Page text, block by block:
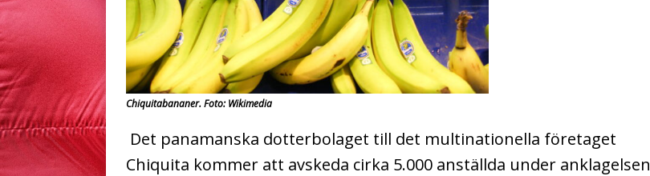
Chiquitabananer. Foto: Wikimedia
Det panamanska dotterbolaget till det multinationella företaget
Chiquita kommer att avskeda cirka 5.000 anställda under anklagelsen